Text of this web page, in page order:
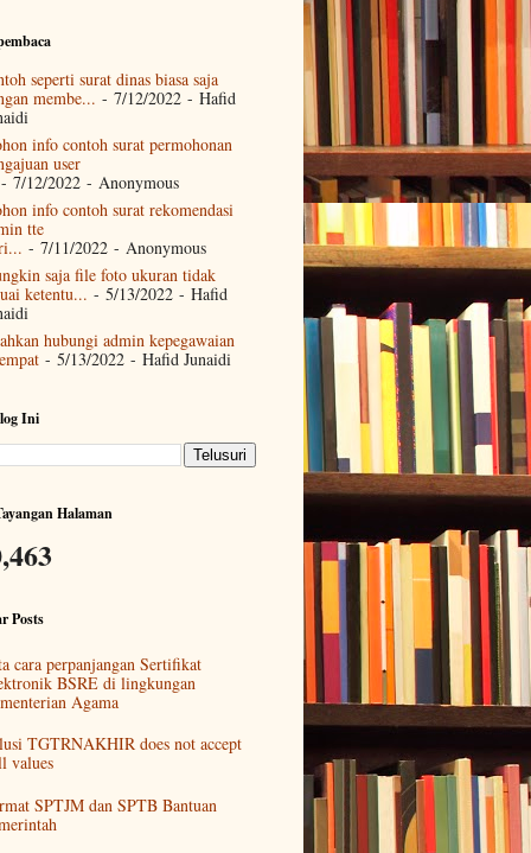
seperti surat dinas biasa saja
membe... - 7/12/2022- Hafid
info contoh surat permohonan
user
7/12/2022- Anonymous
info contoh surat rekomendasi
tte
- 7/11/2022- Anonymous
saja file foto ukuran tidak
ketentu... - 5/13/2022- Hafid
hubungi admin kepegawaian
- 5/13/2022- Hafid Junaidi
Ini
Halaman
Posts
cara perpanjangan Sertifikat
BSRE di lingkungan
Agama
TGTRNAKHIR does not accept
values
SPTJM dan SPTB Bantuan